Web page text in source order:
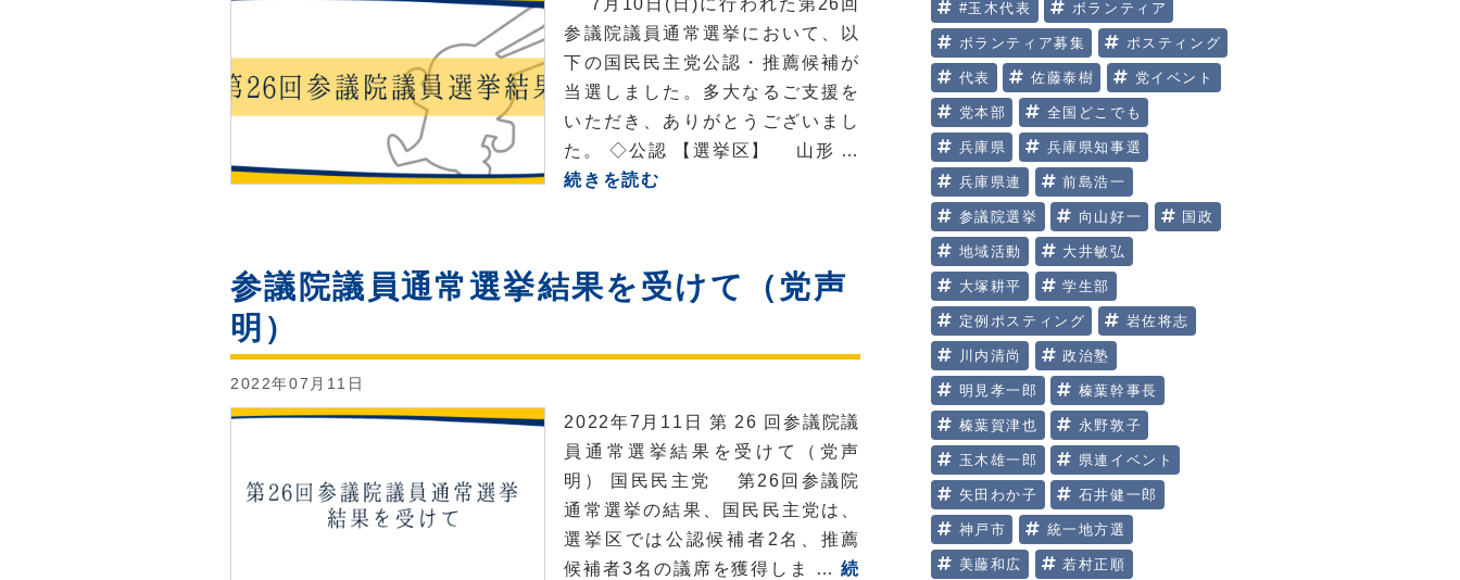
参議院議員通常選挙において、以
下の国民民主党公認・推薦候補が
当選しました。多大なるご支援を
いただき、ありがとうございまし
た。 ◇公認 【選挙区】 山形 …
続きを読む
参
議
議
通
常
選
挙
結
果
参議院議員通常選挙結果を受けて（党声
明）
2022年07月11日
2022年7月11日 第 26 回参議院議
員通常選挙結果を受けて（党声
明） 国民民主党 第26回参議院
通常選挙の結果、国民民主党は、
選挙区では公認候補者2名、推薦
候補者3名の議席を獲得しま …続
#玉木代表 ボランティア
ボランティア募集 ポスティング
代表 佐藤泰樹 党イベント
党本部 全国どこでも
兵庫県 兵庫県知事選
兵庫県連 前島浩一
参議院選挙 向山好一 国政
地域活動 大井敏弘
大塚耕平 学生部
定例ポスティング 岩佐将志
川内清尚 政治塾
明見孝一郎 榛葉幹事長
榛葉賀津也 永野敦子
玉木雄一郎 県連イベント
矢田わか子 石井健一郎
神戸市 統一地方選
美藤和広 若村正順